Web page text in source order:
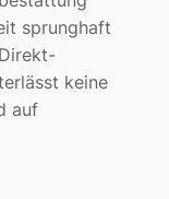
sprunghaft
keine
auf